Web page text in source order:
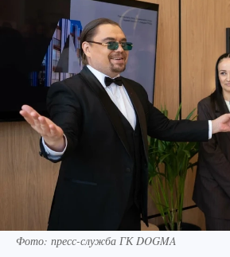
Фото: пресс-служба ГК DOGMA